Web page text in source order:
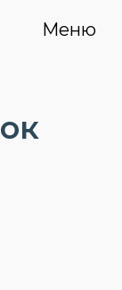
Меню